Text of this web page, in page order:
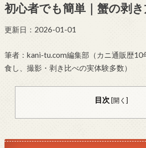
初心者でも簡単｜蟹の剥
更新日：2026-01-01
筆者：kani-tu.com編集部（カニ通販歴10
食し、撮影・剥き比べの実体験多数）
目次 [開く]